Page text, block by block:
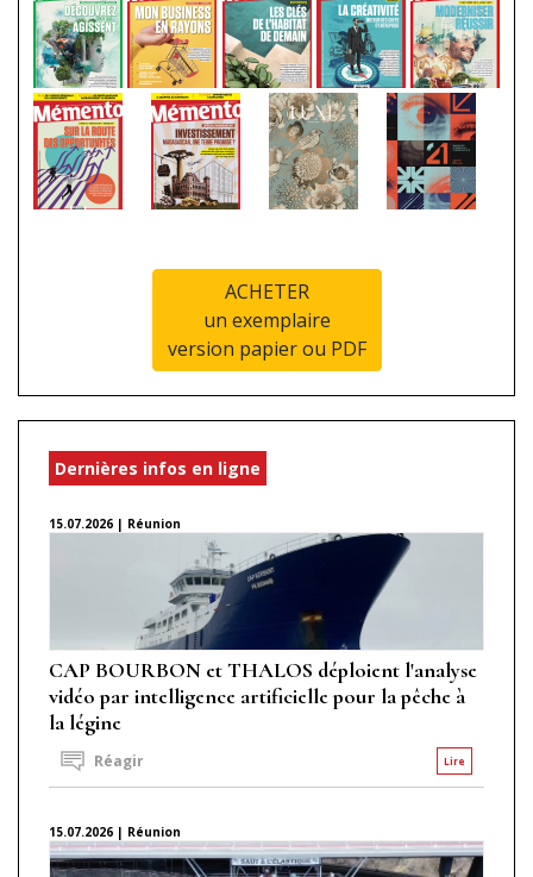
ACHETER
un exemplaire
version papier ou PDF
Dernières infos en ligne
15.07.2026 | Réunion
CAP BOURBON et THALOS déploient l'analyse
vidéo par intelligence artificielle pour la pêche à
la légine
Lire
Réagir
15.07.2026 | Réunion